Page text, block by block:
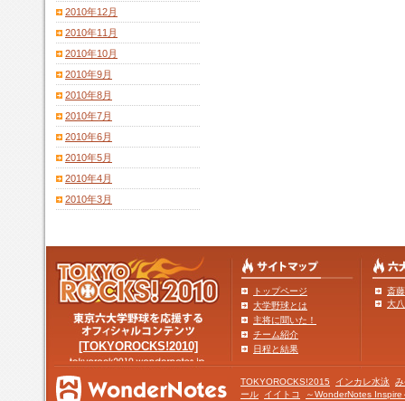
2010年12月
2010年11月
2010年10月
2010年9月
2010年8月
2010年7月
2010年6月
2010年5月
2010年4月
2010年3月
[TOKYOROCKS!2010]
トップページ
大学野球とは
主将に聞いた！
チーム紹介
日程と結果
斎
大
TOKYOROCKS!2015 インカレ水泳
ール
イイトコ
～WonderNotes Inspire